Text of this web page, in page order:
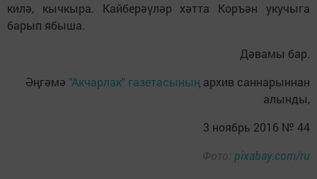
килә, кычкыра. Кайберәүләр хәтта Коръән укучыга
барып ябыша.
Дәвамы бар.
Әңгәмә "Акчарлак" газетасының архив саннарыннан
алынды,
3 ноябрь 2016 № 44
Фото: pixabay.com/ru